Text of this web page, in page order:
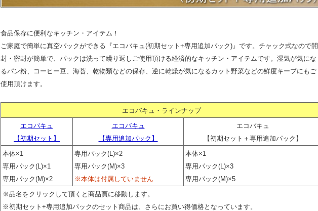
食品保存に便利なキッチン・アイテム！
ご家庭で簡単に真空パックができる『エコバキュ(初期セット+専用追加パック)』です。チャック式なので開
封・密封が簡単で、パックは洗って繰り返しご使用頂ける経済的なキッチン・アイテムです。湿気が気にな
るパン粉、コーヒー豆、海苔、乾物類などの保存、逆に乾燥が気になるカット野菜などの鮮度キープにもご
使用頂けます。
エコバキュ・ラインナップ
エコバキュ
【初期セット】
エコバキュ
【専用追加パック】
エコバキュ
【初期セット＋専用追加パック】
本体×1
専用パック(L)×1
専用パック(M)×2
専用パック(L)×2
専用パック(M)×3
※本体は付属していません
本体×1
専用パック(L)×3
専用パック(M)×5
※品名をクリックして頂くと商品頁に移動します。
※初期セット+専用追加パックのセット商品は、さらにお買い得価格となっています。